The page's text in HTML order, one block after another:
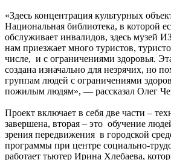
«Здесь концентрация культурных
Национальная библиотека, в которой
обслуживает инвалидов, здесь музей
нам приезжает много туристов,
числе, и с ограничениями здоровья.
создана изначально для незрячих, но
группам людей с ограничениями
пожилым людям», — рассказал Олег
Проект включает в себя две части –
завершена, вторая – это обучение
зрения передвижения в городской
программы при центре социально-
работает тьютер Ирина Хлебаева,